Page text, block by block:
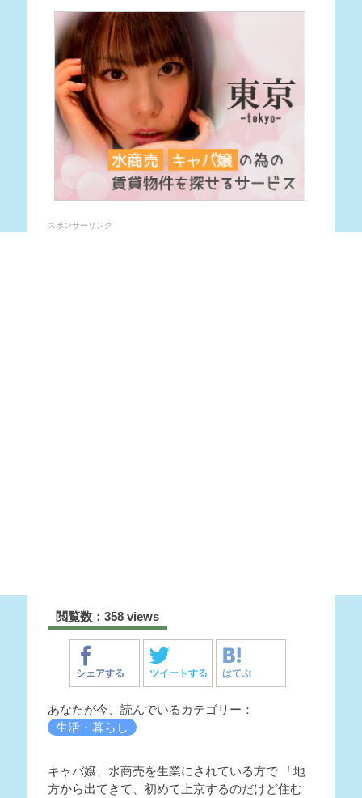
スポンサーリンク
閲覧数：358 views
シェアする ツイートする はてぶ
あなたが今、読んでいるカテゴリー：
生活・暮らし
キャバ嬢、水商売を生業にされている方で 「地
方から出てきて、初めて上京するのだけど住む